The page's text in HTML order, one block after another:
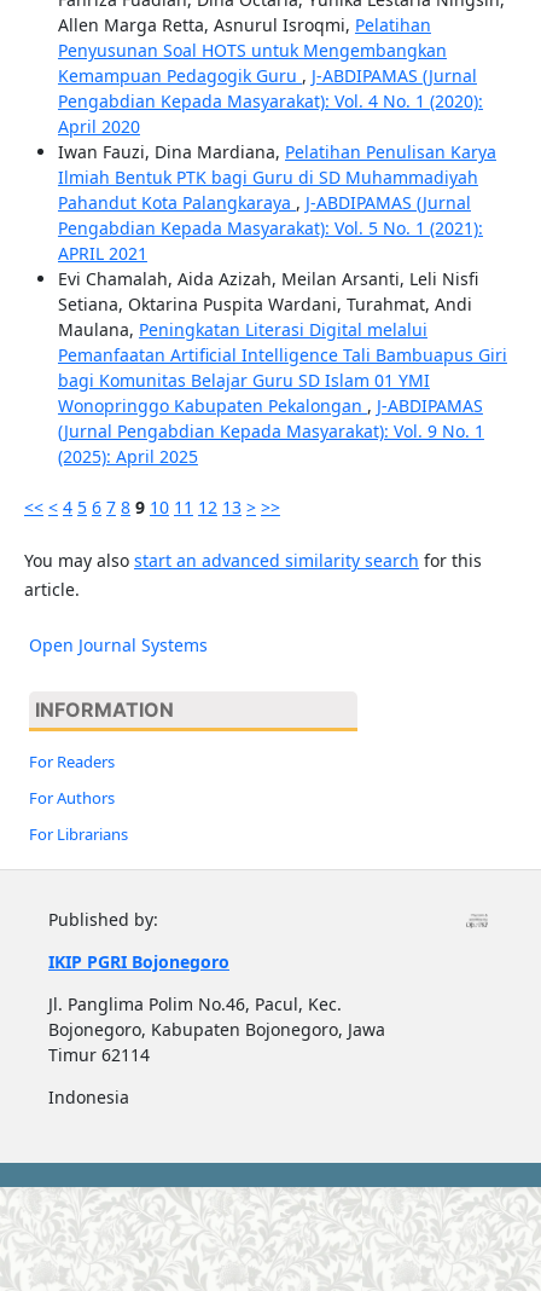
Allen Marga Retta, Asnurul Isroqmi, Pelatihan
Penyusunan Soal HOTS untuk Mengembangkan
Kemampuan Pedagogik Guru , J-ABDIPAMAS (Jurnal
Pengabdian Kepada Masyarakat): Vol. 4 No. 1 (2020):
April 2020
Iwan Fauzi, Dina Mardiana, Pelatihan Penulisan Karya
Ilmiah Bentuk PTK bagi Guru di SD Muhammadiyah
Pahandut Kota Palangkaraya , J-ABDIPAMAS (Jurnal
Pengabdian Kepada Masyarakat): Vol. 5 No. 1 (2021):
APRIL 2021
Evi Chamalah, Aida Azizah, Meilan Arsanti, Leli Nisfi
Setiana, Oktarina Puspita Wardani, Turahmat, Andi
Maulana, Peningkatan Literasi Digital melalui
Pemanfaatan Artificial Intelligence Tali Bambuapus Giri
bagi Komunitas Belajar Guru SD Islam 01 YMI
Wonopringgo Kabupaten Pekalongan , J-ABDIPAMAS
(Jurnal Pengabdian Kepada Masyarakat): Vol. 9 No. 1
(2025): April 2025
<< < 4 5 6 7 8 9 10 11 12 13 > >>
You may also start an advanced similarity search for this
article.
Open Journal Systems
INFORMATION
For Readers
For Authors
For Librarians
Published by:
IKIP PGRI Bojonegoro
Jl. Panglima Polim No.46, Pacul, Kec.
Bojonegoro, Kabupaten Bojonegoro, Jawa
Timur 62114
Indonesia